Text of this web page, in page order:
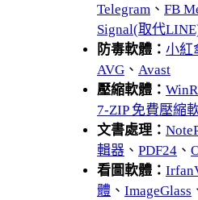
Telegram 、 FB
Signal(取代
防毒軟體： 小紅
AVG 、 Avast
壓縮軟體：
7-ZIP 免費壓縮
文書處理：
輯器 、 PDF24 、
看圖軟體：
體 、 ImageGlass